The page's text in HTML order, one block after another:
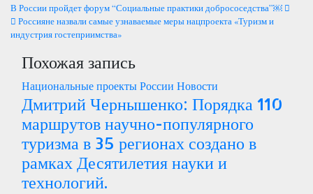
Навигация
по
записям
В России пройдет форум “Социальные практики добрососедства”￼
Россияне назвали самые узнаваемые меры нацпроекта «Туризм и
индустрия гостеприимства»
Похожая запись
Национальные проекты России Новости
Дмитрий Чернышенко: Порядка 110
маршрутов научно-популярного
туризма в 35 регионах создано в
рамках Десятилетия науки и
технологий.